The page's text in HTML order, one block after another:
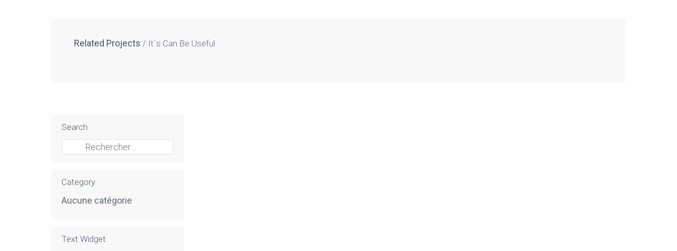
Related Projects It`s Can Be Useful
Search
Rechercher :
Category
Aucune catégorie
Text Widget